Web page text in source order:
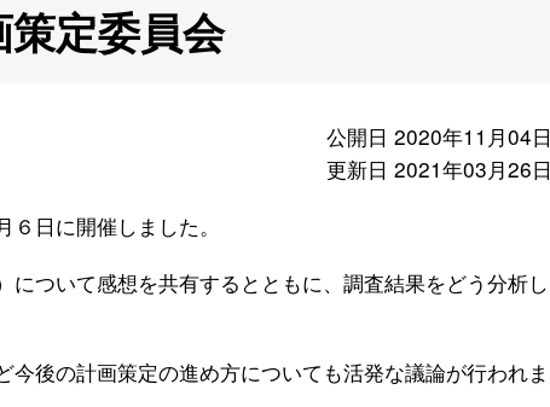
定委員会
公開日 2020年11月04日
更新日 2021年03月26日
日に開催しました。
ついて感想を共有するとともに、調査結果をどう分析し
後の計画策定の進め方についても活発な議論が行われま